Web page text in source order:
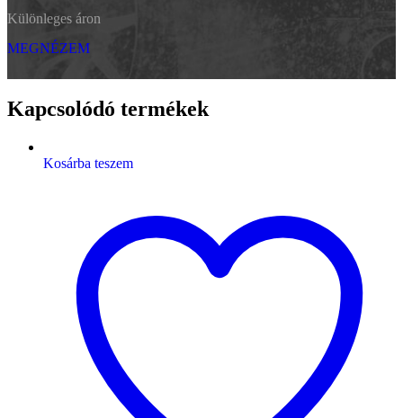
Különleges áron
MEGNÉZEM
Kapcsolódó termékek
Kosárba teszem